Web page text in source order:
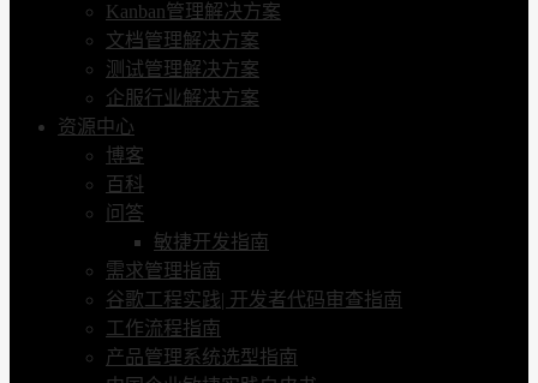
Kanban管理解决方案
文档管理解决方案
测试管理解决方案
企服行业解决方案
资源中心
博客
百科
问答
敏捷开发指南
需求管理指南
谷歌工程实践| 开发者代码审查指南
工作流程指南
产品管理系统选型指南